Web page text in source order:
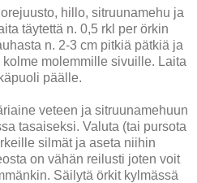
hillo, sitruunamehu ja
täytettä n. 0,5 rkl per örkin
n. 2-3 cm pitkiä pätkiä ja
molemmille sivuille. Laita
päälle.
veteen ja sitruunamehuun
tasaiseksi. Valuta (tai pursota
silmät ja aseta niihin
on vähän reilusti joten voit
Säilytä örkit kylmässä